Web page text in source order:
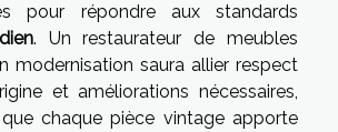
pour répondre aux standards
. Un restaurateur de meubles
modernisation saura allier respect
et améliorations nécessaires,
chaque pièce vintage apporte